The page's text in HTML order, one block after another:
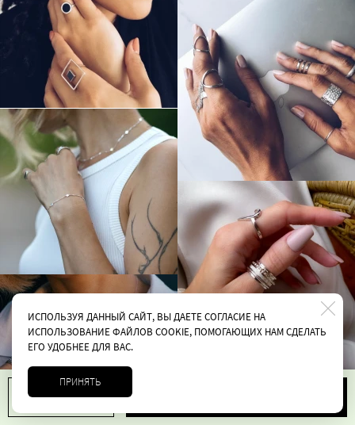
1
ИСПОЛЬЗУЯ ДАННЫЙ САЙТ, ВЫ ДАЕТЕ СОГЛАСИЕ НА
ИСПОЛЬЗОВАНИЕ ФАЙЛОВ COOKIE, ПОМОГАЮЩИХ НАМ СДЕЛАТЬ
ЕГО УДОБНЕЕ ДЛЯ ВАС.
ПРИНЯТЬ